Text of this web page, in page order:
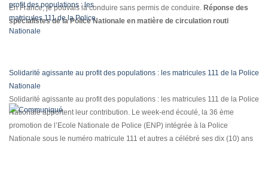
En France, je pouvais la conduire sans permis de conduire. Réponse des
spécialistes de la Police Nationale en matière de circulation routi
Solidarité agissante au profit des populations : les matricules 111 de la Police
Nationale
Solidarité agissante au profit des populations : les matricules 111 de la Police
Nationale apportent leur contribution. Le week-end écoulé, la 36 ème
promotion de l’Ecole Nationale de Police (ENP) intégrée à la Police
Nationale sous le numéro matricule 111 et autres a célébré ses dix (10) ans